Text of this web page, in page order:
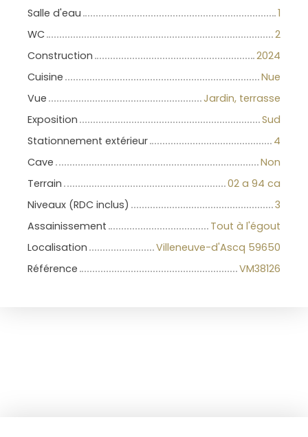
Salle d'eau
1
WC
2
Construction
2024
Cuisine
Nue
Vue
Jardin, terrasse
Exposition
Sud
Stationnement extérieur
4
Cave
Non
Terrain
02 a 94 ca
Niveaux (RDC inclus)
3
Assainissement
Tout à l'égout
Localisation
Villeneuve-d'Ascq 59650
Référence
VM38126